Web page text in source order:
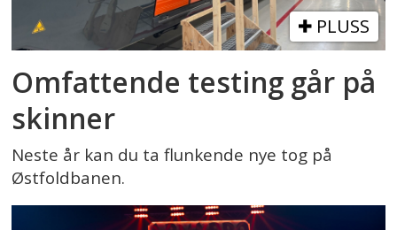
PLUSS
Omfattende testing går på
skinner
Neste år kan du ta flunkende nye tog på
Østfoldbanen.